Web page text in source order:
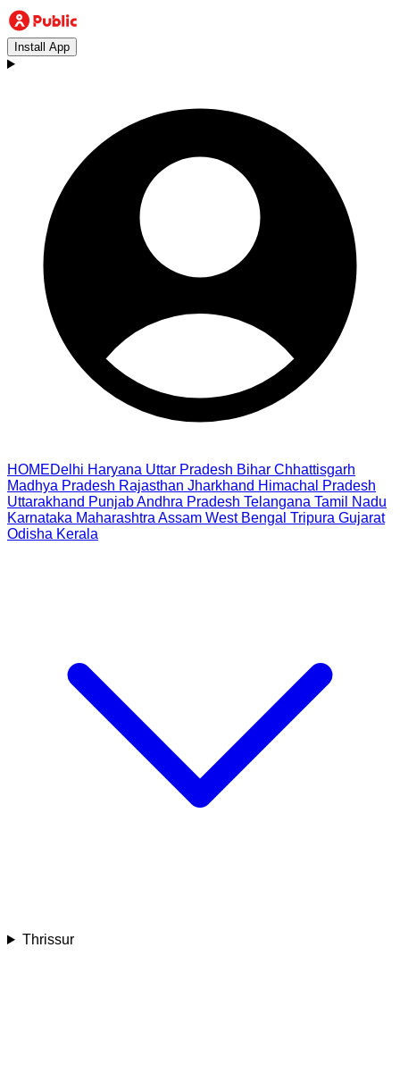
Install App
HOMEDelhi Haryana Uttar Pradesh Bihar Chhattisgarh
Madhya Pradesh Rajasthan Jharkhand Himachal Pradesh
Uttarakhand PunjabAndhra Pradesh Telangana Tamil Nadu
Karnataka Maharashtra Assam West Bengal Tripura Gujarat
Odisha Kerala
Thrissur